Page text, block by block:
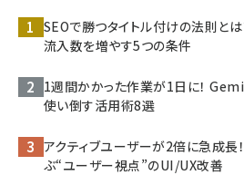
SEOで勝つタイトル付けの法則とは
流入数を増やす5つの条件
1週間かかった作業が1日に！
使い倒す活用術8選
アクティブユーザーが2倍に急成長
ぶ“ユーザー視点”のUI/UX改善